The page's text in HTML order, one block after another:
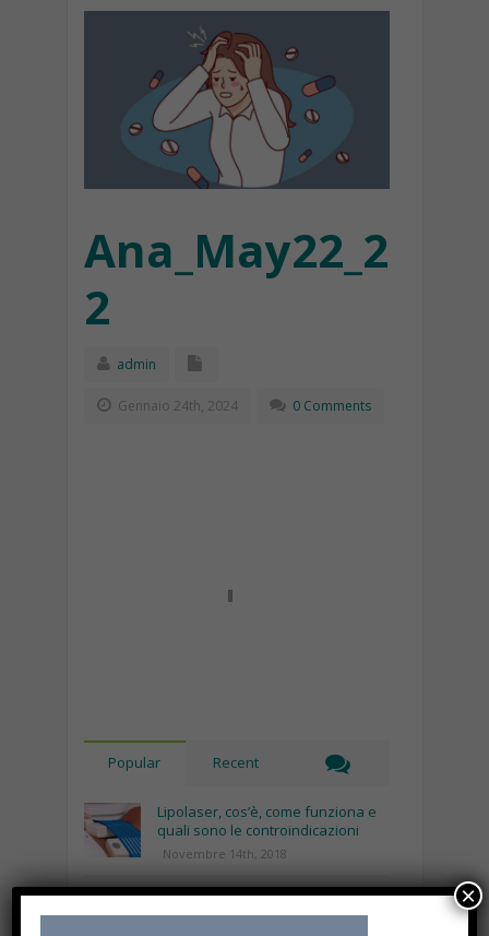
Ana_May22_2
2
admin
Gennaio 24th, 2024 0 Comments
Popular Recent
Lipolaser, cos’è, come funziona e
quali sono le controindicazioni
Novembre 14th, 2018
Recinto per cani fai da te, cosa
serve e come costruirlo
×